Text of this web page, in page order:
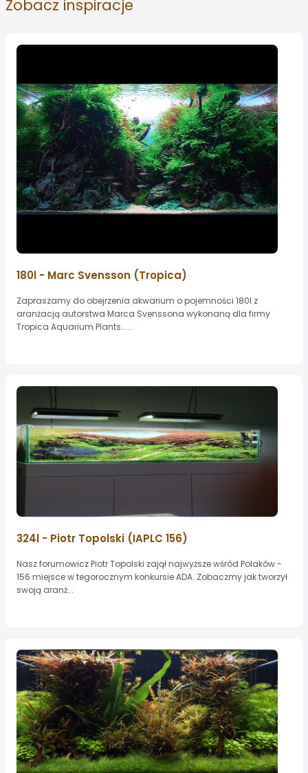
Zobacz inspiracje
180l - Marc Svensson (Tropica)
Zapraszamy do obejrzenia akwarium o pojemności 180l z
aranżacją autorstwa Marca Svenssona wykonaną dla firmy
Tropica Aquarium Plants......
324l - Piotr Topolski (IAPLC 156)
Nasz forumowicz Piotr Topolski zajął najwyższe wśród Polaków -
156 miejsce w tegorocznym konkursie ADA. Zobaczmy jak tworzył
swoją aranż...